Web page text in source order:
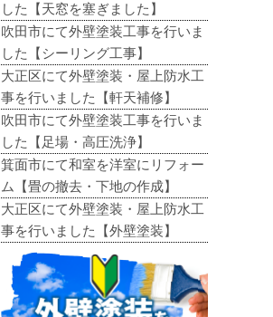
した【天窓を塞ぎました】
吹田市にて外壁塗装工事を行いま
した【シーリング工事】
大正区にて外壁塗装・屋上防水工
事を行いました【軒天補修】
吹田市にて外壁塗装工事を行いま
した【足場・高圧洗浄】
箕面市にて和室を洋室にリフォー
ム【畳の撤去・下地の作成】
大正区にて外壁塗装・屋上防水工
事を行いました【外壁塗装】